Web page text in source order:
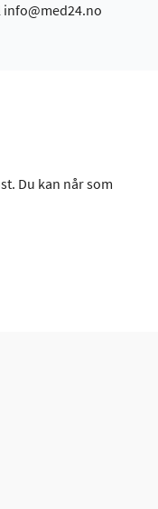
Du kan når som